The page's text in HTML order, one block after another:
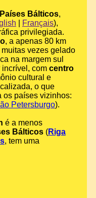
Países Bálticos,
Français),
privilegiada.
, a apenas 80 km
vezes gelado
na margem sul
incrível, com centro
cultural e
o que
os países vizinhos:
Petersburgo).
é a menos
Bálticos (Riga
, tem uma